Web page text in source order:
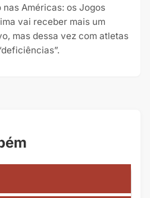
Américas: os Jogos
vai receber mais um
mas dessa vez com atletas